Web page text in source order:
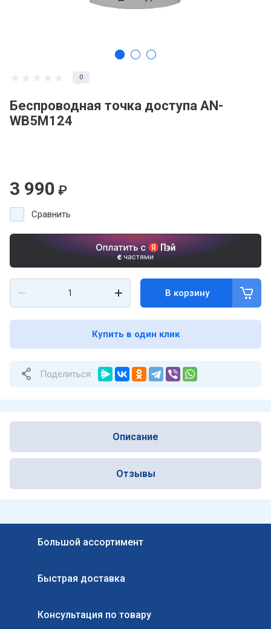
0
Беспроводная точка доступа AN-
WB5M124
3 990 ₽
Сравнить
В корзину
Купить в один клик
Поделиться:
Описание
Отзывы
Большой ассортимент
Быстрая доставка
Консультация по товару